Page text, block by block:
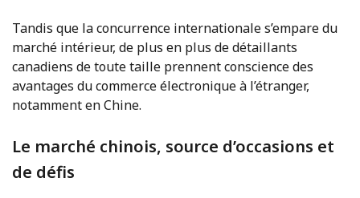
Tandis que la concurrence internationale s’empare du
marché intérieur, de plus en plus de détaillants
canadiens de toute taille prennent conscience des
avantages du commerce électronique à l’étranger,
notamment en Chine.
Le marché chinois, source d’occasions et
de défis